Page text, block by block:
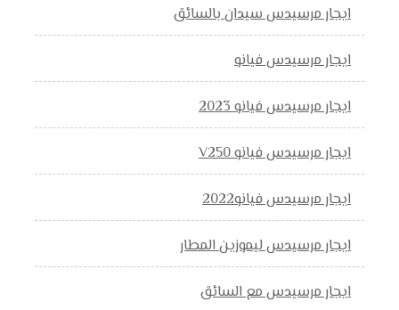
ايجار مرسيدس سيدان بالسائق
ايجار مرسيدس فيانو
ايجار مرسيدس فيانو 2023
ايجار مرسيدس فيانو V250
ايجار مرسيدس فيانو2022
ايجار مرسيدس ليموزين المطار
ايجار مرسيدس مع السائق